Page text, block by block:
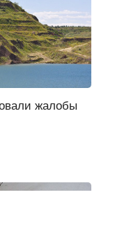
жалобы